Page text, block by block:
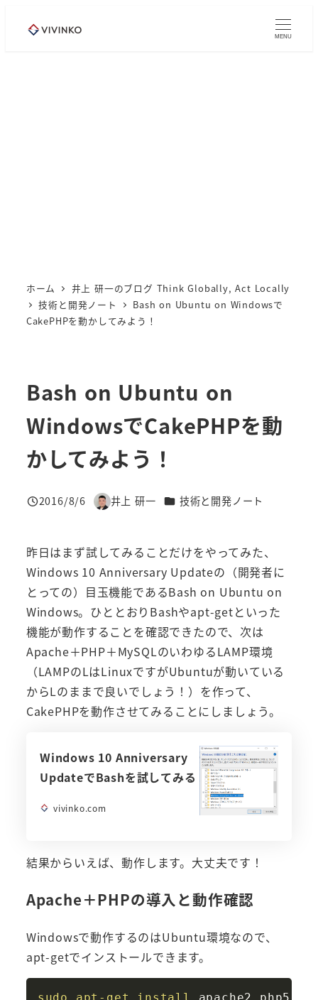
MENU
ホーム
井上 研一のブログ Think Globally, Act Locally
技術と開発ノート
Bash on Ubuntu on Windowsで
CakePHPを動かしてみよう！
Bash on Ubuntu on
WindowsでCakePHPを動
かしてみよう！
投稿日
2016/8/6
著
井上 研一 カテゴリー
技術と開発ノート
昨日はまず試してみることだけをやってみた、
Windows 10 Anniversary Updateの（開発者に
とっての）目玉機能であるBash on Ubuntu on
Windows。ひととおりBashやapt-getといった
機能が動作することを確認できたので、次は
Apache＋PHP＋MySQLのいわゆるLAMP環境
（LAMPのLはLinuxですがUbuntuが動いている
からLのままで良いでしょう！）を作って、
CakePHPを動作させてみることにしましょう。
Windows 10 Anniversary
UpdateでBashを試してみる
vivinko.com
結果からいえば、動作します。大丈夫です！
Apache＋PHPの導入と動作確認
Windowsで動作するのはUbuntu環境なので、
apt-getでインストールできます。
Copy